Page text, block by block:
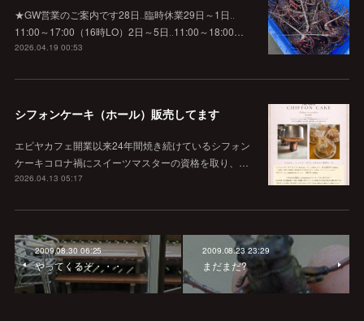
★GW営業のご案内です28日‥臨時休業29日～1日‥
11:00～17:00（16時LO）2日～5日‥11:00～18:00…
2026.04.19 00:53
シフォンケーキ（ホール）販売してます
エビヤカフェ開業以来24年間焼き続けているシフォン
ケーキコロナ禍にスイーツマスターの資格を取り、…
2026.04.13 05:17
2009.08.30 06:25
やってくるぞ・・・
2009.08.23 23:29
まだまだ?